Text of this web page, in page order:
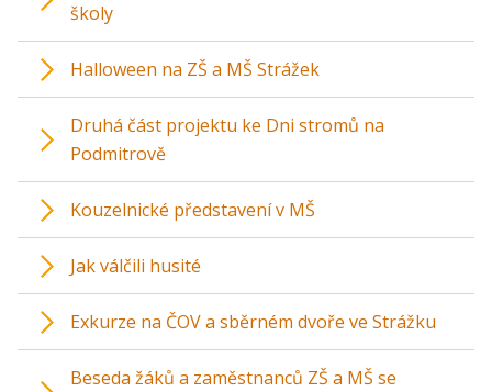
školy
Halloween na ZŠ a MŠ Strážek
Druhá část projektu ke Dni stromů na
Podmitrově
Kouzelnické představení v MŠ
Jak válčili husité
Exkurze na ČOV a sběrném dvoře ve Strážku
Beseda žáků a zaměstnanců ZŠ a MŠ se